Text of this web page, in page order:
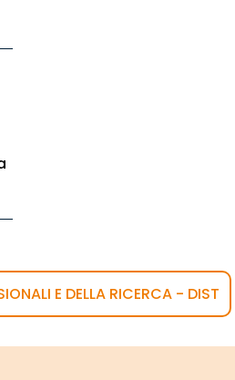
E DELLA RICERCA - DIST